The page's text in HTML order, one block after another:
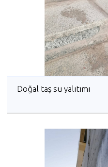
Doğal taş su yalıtımı